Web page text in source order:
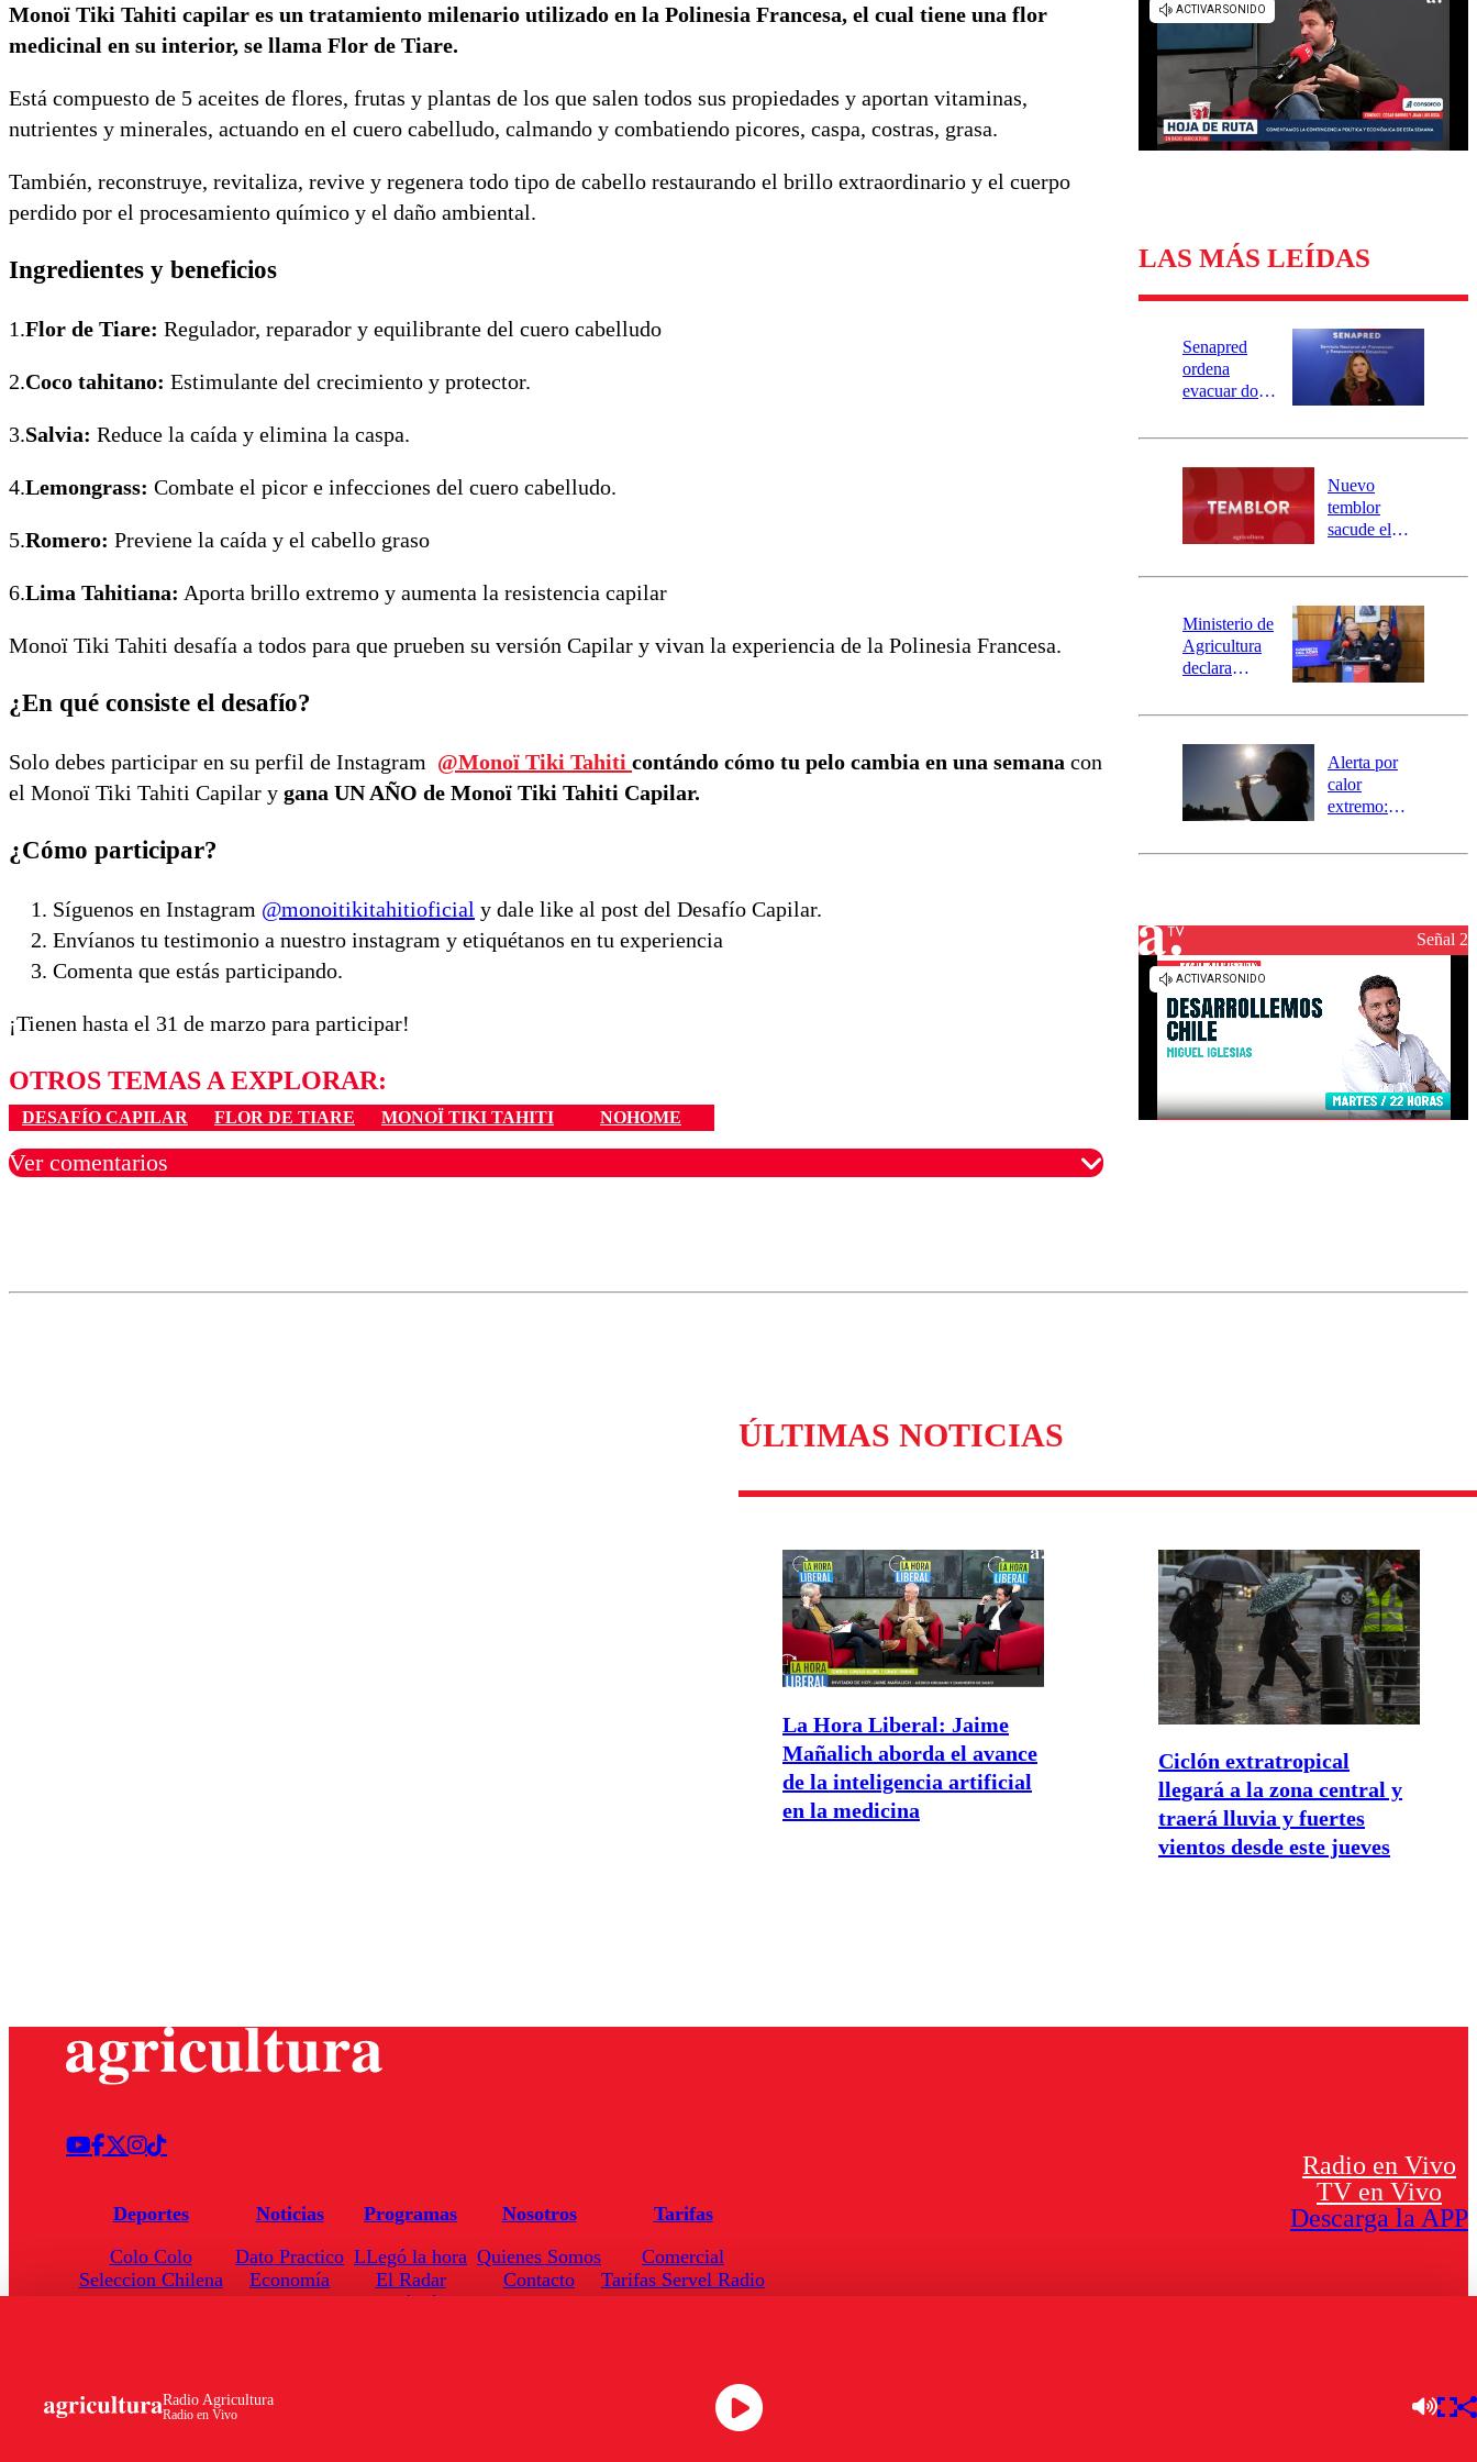
Universidad de Chile
Sustentabilidad
Monoï Tiki Tahiti capilar es un tratamiento milenario utilizado en la Polinesia Francesa, el cual tiene una flor
medicinal en su interior, se llama Flor de Tiare.
Está compuesto de 5 aceites de flores, frutas y plantas de los que salen todos sus propiedades y aportan vitaminas,
nutrientes y minerales, actuando en el cuero cabelludo, calmando y combatiendo picores, caspa, costras, grasa.
También, reconstruye, revitaliza, revive y regenera todo tipo de cabello restaurando el brillo extraordinario y el cuerpo
perdido por el procesamiento químico y el daño ambiental.
Ingredientes y beneficios
1.Flor de Tiare: Regulador, reparador y equilibrante del cuero cabelludo
2.Coco tahitano: Estimulante del crecimiento y protector.
3.Salvia: Reduce la caída y elimina la caspa.
4.Lemongrass: Combate el picor e infecciones del cuero cabelludo.
5.Romero: Previene la caída y el cabello graso
6.Lima Tahitiana: Aporta brillo extremo y aumenta la resistencia capilar
Monoï Tiki Tahiti desafía a todos para que prueben su versión Capilar y vivan la experiencia de la Polinesia Francesa.
¿En qué consiste el desafío?
Solo debes participar en su perfil de Instagram @Monoï Tiki Tahiti contándo cómo tu pelo cambia en una semana con
el Monoï Tiki Tahiti Capilar y gana UN AÑO de Monoï Tiki Tahiti Capilar.
¿Cómo participar?
Síguenos en Instagram @monoitikitahitioficial y dale like al post del Desafío Capilar.
Envíanos tu testimonio a nuestro instagram y etiquétanos en tu experiencia
Comenta que estás participando.
¡Tienen hasta el 31 de marzo para participar!
OTROS TEMAS A EXPLORAR:
DESAFÍO CAPILAR FLOR DE TIARE MONOÏ TIKI TAHITI NOHOME
Ver comentarios
LAS MÁS LEÍDAS
Senapred
ordena
evacuar dos
Carahue por
río Damas:
activa
mensajería
SAE
Nuevo
temblor
sacude el
revisa la
epicentro
Ministerio de
Agricultura
declara
agrícola para
Alerta por
calor
extremo:
activa Alerta
Señal 2
ÚLTIMAS NOTICIAS
La Hora Liberal: Jaime
Mañalich aborda el avance
de la inteligencia artificial
en la medicina
Ciclón extratropical
llegará a la zona central y
traerá lluvia y fuertes
vientos desde este jueves
Radio Agricultura
Radio en Vivo
Deportes
Colo Colo
Seleccion Chilena
Noticias
Dato Practico
Economía
Programas
LLegó la hora
El Radar
Enfoqué Público
Nosotros
Quienes Somos
Contacto
Tarifas
Comercial
Tarifas Servel Radio
Radio en Vivo
TV en Vivo
Descarga la APP